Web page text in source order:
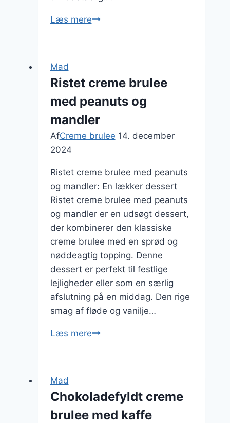
Læs mereRomantisk
Mad
Ristet creme brulee
med peanuts og
mandler
AfCreme brulee 14. december
2024
Ristet creme brulee med peanuts
og mandler: En lækker dessert
Ristet creme brulee med peanuts
og mandler er en udsøgt dessert,
der kombinerer den klassiske
creme brulee med en sprød og
nøddeagtig topping. Denne
dessert er perfekt til festlige
lejligheder eller som en særlig
afslutning på en middag. Den rige
smag af fløde og vanilje…
Læs mereRistet
og
mandler
Mad
Chokoladefyldt creme
brulee med kaffe